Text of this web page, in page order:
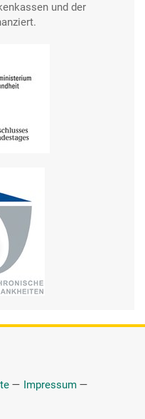
und der
— Impressum —